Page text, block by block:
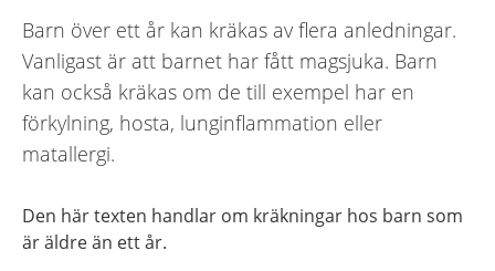
Barn över ett år kan kräkas av flera anledningar.
Vanligast är att barnet har fått magsjuka. Barn
kan också kräkas om de till exempel har en
förkylning, hosta, lunginflammation eller
matallergi.
Den här texten handlar om kräkningar hos barn som
är äldre än ett år.